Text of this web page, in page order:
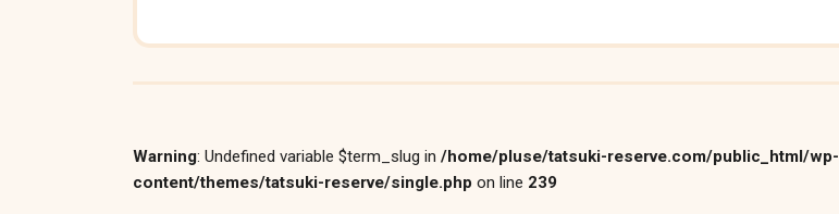
Warning: Undefined variable $term_slug in /home/pluse/tatsuki-reserve.com/public_html/wp-
content/themes/tatsuki-reserve/single.php on line 239